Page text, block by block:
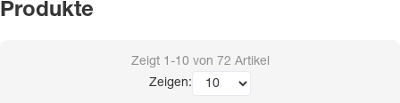
Produkte
Zeigt 1-10 von 72 Artikel
Zeigen: